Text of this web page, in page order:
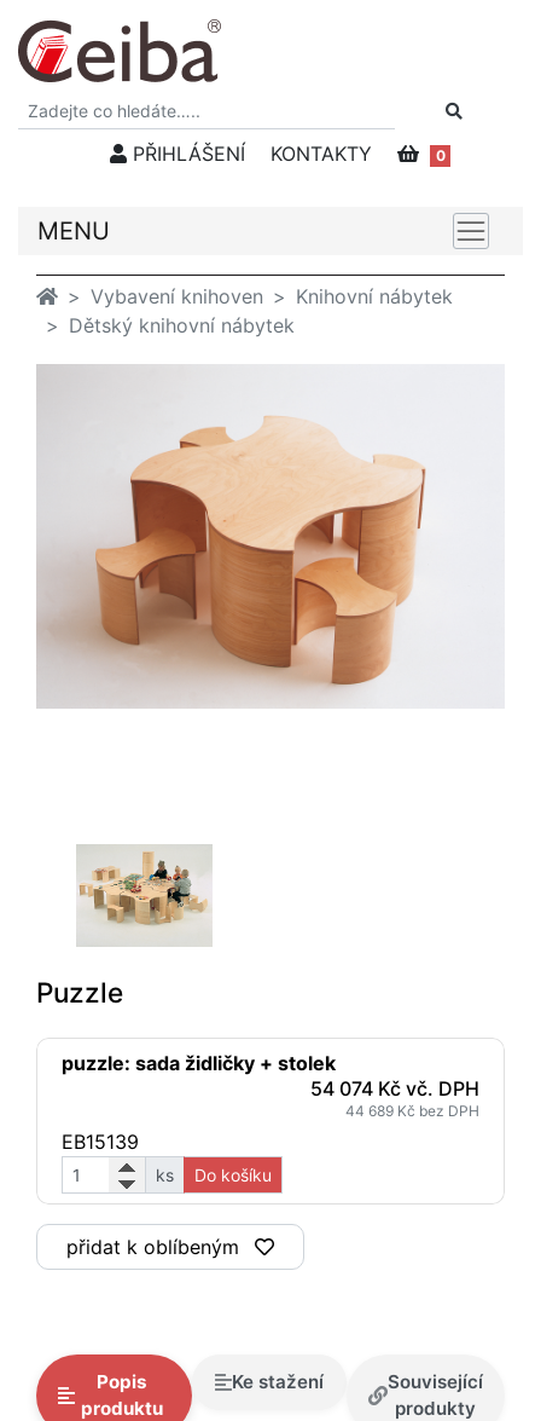
PŘIHLÁŠENÍ KONTAKTY 0
MENU
Vybavení knihoven
Knihovní nábytek
Dětský knihovní nábytek
Puzzle
puzzle: sada židličky + stolek
54 074 Kč vč. DPH
44 689 Kč bez DPH
EB15139
ks Do košíku
přidat k oblíbeným
Popis
produktu
Ke stažení
Související
produkty